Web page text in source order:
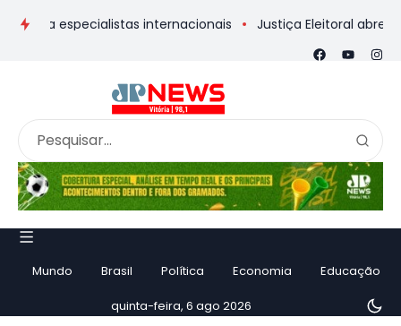
especialistas internacionais Justiça Eleitoral abre urna
Mundo Brasil Política Economia Educação
quinta-feira, 6 ago 2026